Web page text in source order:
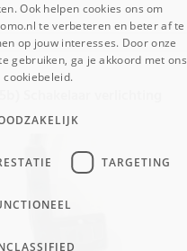
Ook helpen cookies ons om
te verbeteren en beter af te
op jouw interesses. Door onze
gebruiken, ga je akkoord met ons
cookiebeleid.
TARGETING